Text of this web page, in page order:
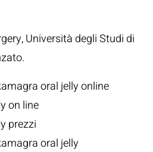
Università degli Studi di
.
oral jelly online
on line
prezzi
oral jelly